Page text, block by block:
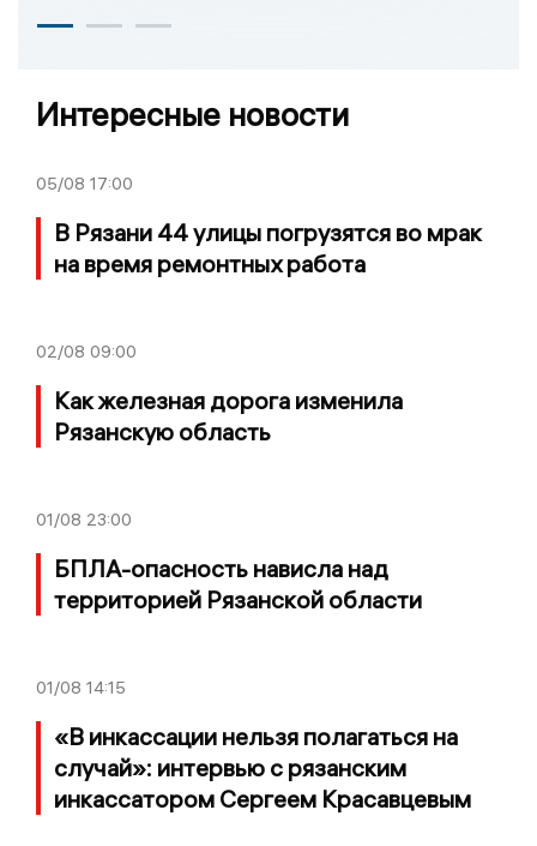
Интересные новости
05/08 17:00
В Рязани 44 улицы погрузятся во мрак
на время ремонтных работа
02/08 09:00
Как железная дорога изменила
Рязанскую область
01/08 23:00
БПЛА-опасность нависла над
территорией Рязанской области
01/08 14:15
«В инкассации нельзя полагаться на
случай»: интервью с рязанским
инкассатором Сергеем Красавцевым